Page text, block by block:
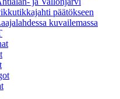
päätökseen
kuvailemassa